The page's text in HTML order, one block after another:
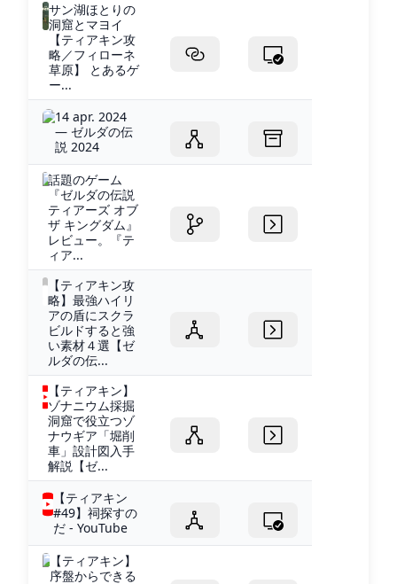
サン湖ほとりの
洞窟とマヨイ
【ティアキン攻
略／フィローネ
草原】 とあるゲ
ー...
14 apr. 2024
— ゼルダの伝
説 2024
話題のゲーム
『ゼルダの伝説
ティアーズ オブ
ザ キングダム』
レビュー。『テ
ィア...
【ティアキン攻
略】最強ハイリ
アの盾にスクラ
ビルドすると強
い素材４選【ゼ
ルダの伝...
【ティアキン】
ゾナニウム採掘
洞窟で役立つゾ
ナウギア「堀削
車」設計図入手
解説【ゼ...
【ティアキン
#49】祠探すの
だ - YouTube
【ティアキン】
序盤からできる